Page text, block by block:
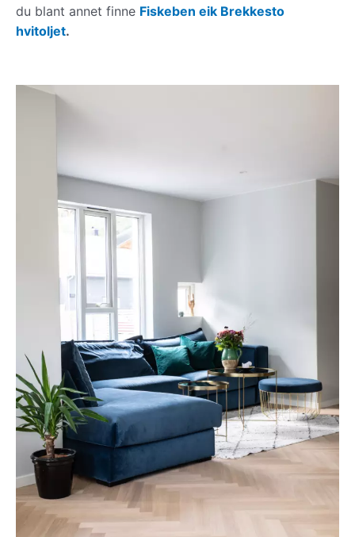
du blant annet finne Fiskeben eik Brekkesto
hvitoljet.